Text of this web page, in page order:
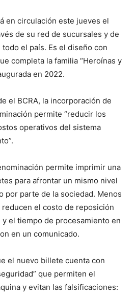
en circulación este jueves el
de su red de sucursales y de
el país. Es el diseño con
completa la familia “Heroínas y
en 2022.
el BCRA, la incorporación de
permite “reducir los
operativos del sistema
permite imprimir una
para afrontar un mismo nivel
por parte de la sociedad. Menos
el costo de reposición
el tiempo de procesamiento en
en un comunicado.
el nuevo billete cuenta con
que permiten el
y evitan las falsificaciones: